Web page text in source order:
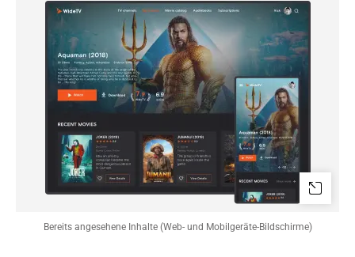
Bereits angesehene Inhalte (Web- und Mobilgeräte-Bildschirme)